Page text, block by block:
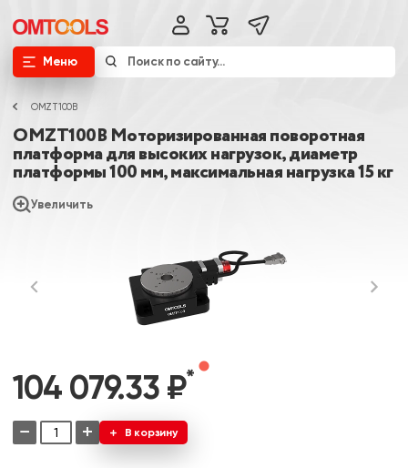
Меню
OMZT100B
OMZT100B Моторизированная поворотная
платформа для высоких нагрузок, диаметр
платформы 100 мм, максимальная нагрузка 15 кг
Увеличить
104 079.33 ₽*
− + В корзину